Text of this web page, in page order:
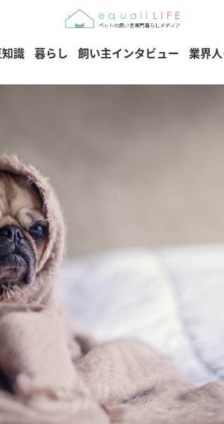
識 暮らし 飼い主インタビュー 業界